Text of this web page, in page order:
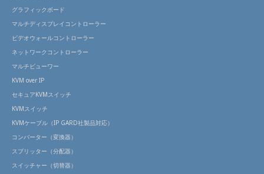
グラフィックボード
マルチディスプレイコントローラー
ビデオウォールコントローラー
ネットワークコントローラー
マルチビューワー
KVM over IP
セキュアKVMスイッチ
KVMスイッチ
KVMケーブル（IP GARD社製品対応）
コンバーター（変換器）
スプリッター（分配器）
スイッチャー（切替器）